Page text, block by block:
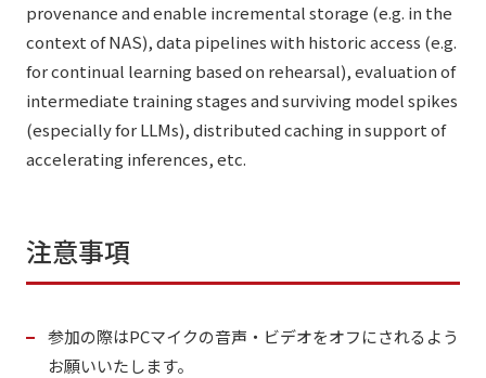
provenance and enable incremental storage (e.g. in the
context of NAS), data pipelines with historic access (e.g.
for continual learning based on rehearsal), evaluation of
intermediate training stages and surviving model spikes
(especially for LLMs), distributed caching in support of
accelerating inferences, etc.
注意事項
参加の際はPCマイクの音声・ビデオをオフにされるよう
お願いいたします。